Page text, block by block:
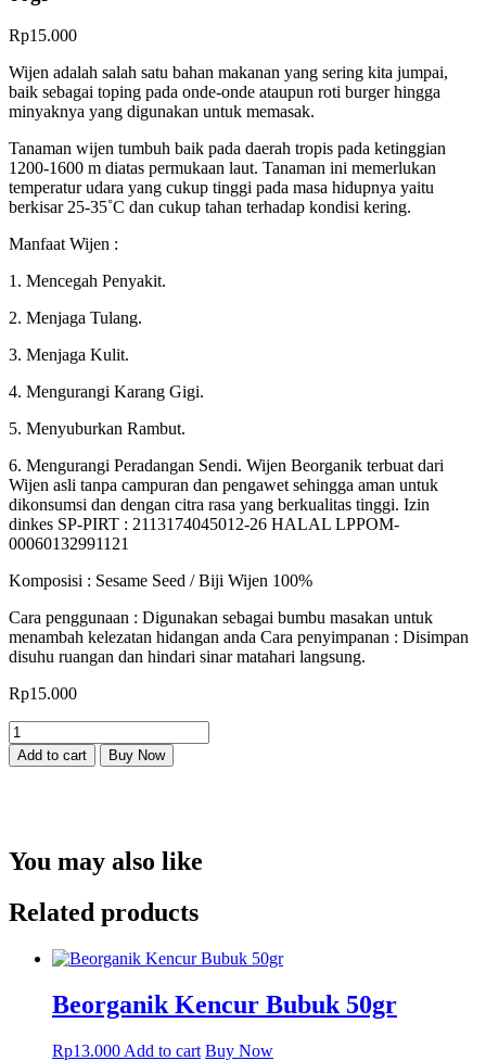
Rp15.000
Wijen adalah salah satu bahan makanan yang sering kita jumpai,
baik sebagai toping pada onde-onde ataupun roti burger hingga
minyaknya yang digunakan untuk memasak.
Tanaman wijen tumbuh baik pada daerah tropis pada ketinggian
1200-1600 m diatas permukaan laut. Tanaman ini memerlukan
temperatur udara yang cukup tinggi pada masa hidupnya yaitu
berkisar 25-35˚C dan cukup tahan terhadap kondisi kering.
Manfaat Wijen :
1. Mencegah Penyakit.
2. Menjaga Tulang.
3. Menjaga Kulit.
4. Mengurangi Karang Gigi.
5. Menyuburkan Rambut.
6. Mengurangi Peradangan Sendi. Wijen Beorganik terbuat dari
Wijen asli tanpa campuran dan pengawet sehingga aman untuk
dikonsumsi dan dengan citra rasa yang berkualitas tinggi. Izin
dinkes SP-PIRT : 2113174045012-26 HALAL LPPOM-
00060132991121
Komposisi : Sesame Seed / Biji Wijen 100%
Cara penggunaan : Digunakan sebagai bumbu masakan untuk
menambah kelezatan hidangan anda Cara penyimpanan : Disimpan
disuhu ruangan dan hindari sinar matahari langsung.
Rp15.000
Beorganik
Roasted
Sesame
Bakar
quantity
Add to cart Buy Now
You may also like
Related products
Beorganik Kencur Bubuk 50gr
Rp13.000 Add to cart Buy Now